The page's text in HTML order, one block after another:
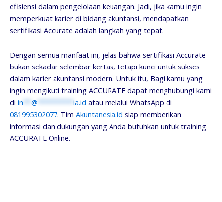
efisiensi dalam pengelolaan keuangan. Jadi, jika kamu ingin
memperkuat karier di bidang akuntansi, mendapatkan
sertifikasi Accurate adalah langkah yang tepat.
Dengan semua manfaat ini, jelas bahwa sertifikasi Accurate
bukan sekadar selembar kertas, tetapi kunci untuk sukses
dalam karier akuntansi modern. Untuk itu, Bagi kamu yang
ingin mengikuti training ACCURATE dapat menghubungi kami
di in ** @ ********* ia.id atau melalui WhatsApp di
081995302077. Tim Akuntanesia.id siap memberikan
informasi dan dukungan yang Anda butuhkan untuk training
ACCURATE Online.